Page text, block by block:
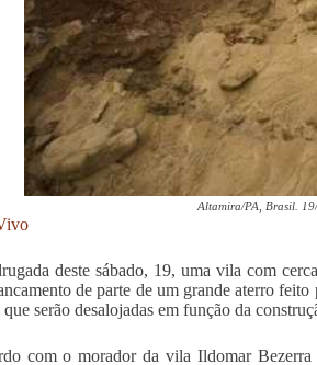
Altamira/PA, Brasil.
deste sábado, 19, uma vila com
de parte de um grande aterro
serão desalojadas em função da
com o morador da vila Ildomar